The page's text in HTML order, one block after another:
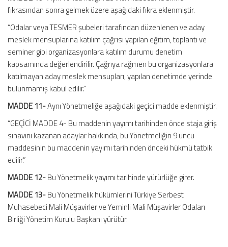
fıkrasından sonra gelmek üzere aşağıdaki fıkra eklenmiştir.
“Odalar veya TESMER şubeleri tarafından düzenlenen ve aday
meslek mensuplarına katılım çağrısı yapılan eğitim, toplantı ve
seminer gibi organizasyonlara katılım durumu denetim
kapsamında değerlendirilir. Çağrıya rağmen bu organizasyonlara
katılmayan aday meslek mensupları, yapılan denetimde yerinde
bulunmamış kabul edilir.”
MADDE 11-Aynı Yönetmeliğe aşağıdaki geçici madde eklenmiştir.
“GEÇİCİ MADDE 4- Bu maddenin yayımı tarihinden önce staja giriş
sınavını kazanan adaylar hakkında, bu Yönetmeliğin 9 uncu
maddesinin bu maddenin yayımı tarihinden önceki hükmü tatbik
edilir.”
MADDE 12-Bu Yönetmelik yayımı tarihinde yürürlüğe girer.
MADDE 13-Bu Yönetmelik hükümlerini Türkiye Serbest
Muhasebeci Mali Müşavirler ve Yeminli Mali Müşavirler Odaları
Birliği Yönetim Kurulu Başkanı yürütür.